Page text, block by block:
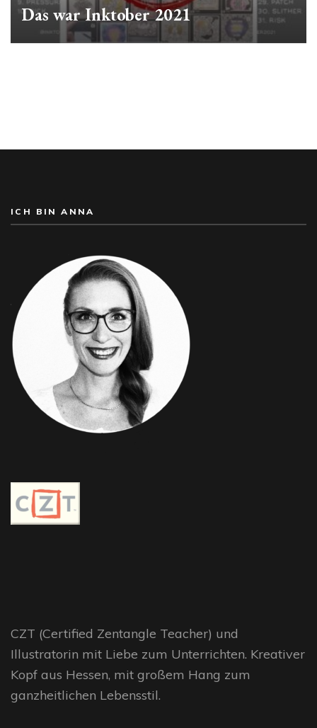
Das war Inktober 2021
ICH BIN ANNA
CZT (Certified Zentangle Teacher) und
Illustratorin mit Liebe zum Unterrichten. Kreativer
Kopf aus Hessen, mit großem Hang zum
ganzheitlichen Lebensstil.